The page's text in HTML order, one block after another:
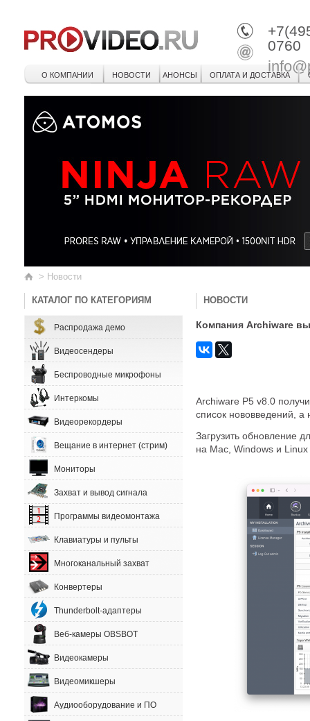
0760
О КОМПАНИИ НОВОСТИ АНОНСЫ ОПЛАТА И ДОСТАВКА
> Новости
КАТАЛОГ ПО КАТЕГОРИЯМ
Распродажа демо
Видеосендеры
Беспроводные микрофоны
Интеркомы
Видеорекордеры
Вещание в интернет (стрим)
Мониторы
Захват и вывод сигнала
Программы видеомонтажа
Клавиатуры и пульты
Многоканальный захват
Конвертеры
Thunderbolt-адаптеры
Веб-камеры OBSBOT
Видеокамеры
Видеомикшеры
Аудиооборудование и ПО
НОВОСТИ
Компания Archiware
Archiware P5 v8.0
список нововведений,
Загрузить обновление
на Mac, Windows и